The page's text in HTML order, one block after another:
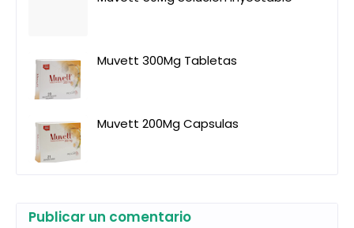
Muvett 300Mg Tabletas
Muvett 200Mg Capsulas
Publicar un comentario